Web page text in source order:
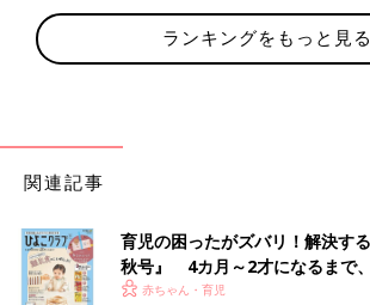
ランキングをもっと見る
関連記事
育児の困ったがズバリ！解決す
秋号』 4カ月～2才になるまで
いっぱい！
赤ちゃん・育児